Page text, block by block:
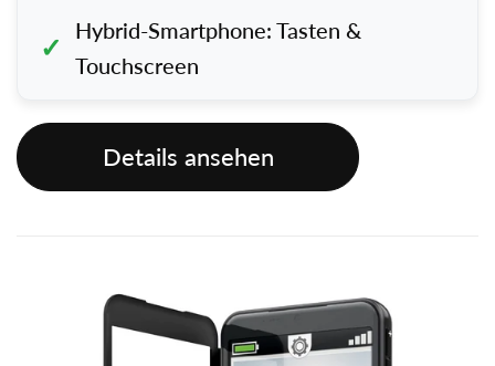
Hybrid-Smartphone: Tasten &
Touchscreen
Details ansehen